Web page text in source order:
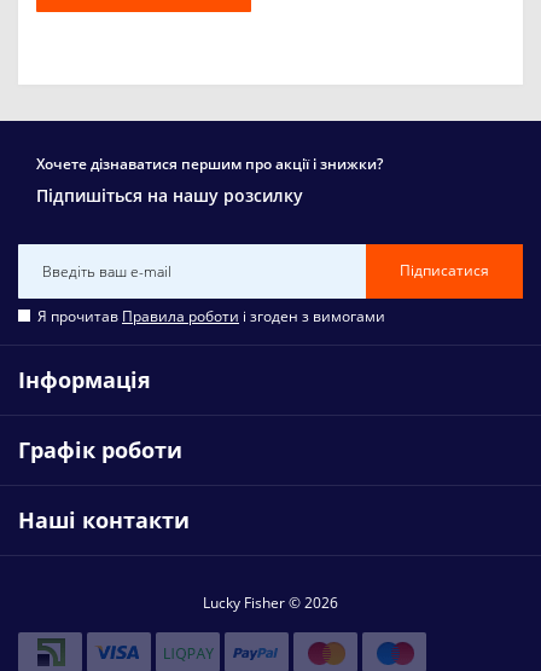
Хочете дізнаватися першим про акції і знижки?
Підпишіться на нашу розсилку
Підписатися
Я прочитав Правила роботи і згоден з вимогами
Інформація
Графік роботи
Наші контакти
Lucky Fisher © 2026